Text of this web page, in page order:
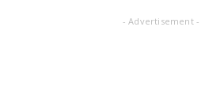
- Advertisement -